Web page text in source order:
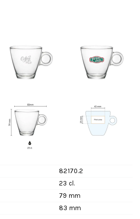
82170.2
23 cl.
79 mm
83 mm